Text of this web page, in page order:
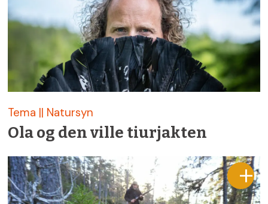
Tema || Natursyn
Ola og den ville tiurjakten